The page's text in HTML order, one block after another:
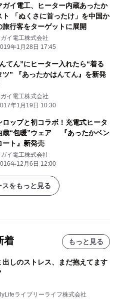
ガイ電工、ヒーター内蔵あったか
ト 「ぬくさに首ったけ」を中国か
旅行客をターゲットに展開
イ電工株式会社
年1月28日 17:45
てん”にヒーター入れたら“着る
ツ” 『あったかはんてん』を新発
イ電工株式会社
年1月19日 10:30
ロップと初コラボ！充電式ヒータ
蔵“包暖”ウェア 『あったかベン
ート』新発売
イ電工株式会社
年12月6日 12:00
をもっと見る
着 もっと見る
出しのストレス、まだ抱えてます
ライブリーライフ株式会社